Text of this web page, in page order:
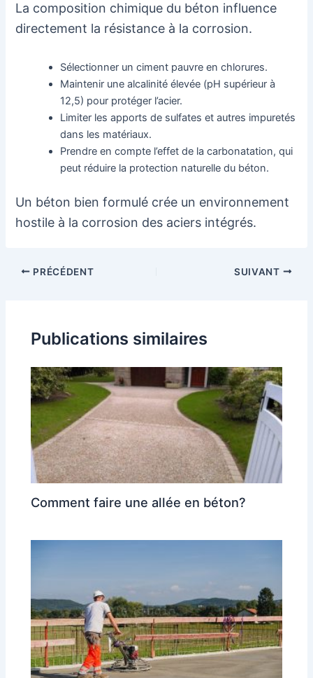
La composition chimique du béton influence
directement la résistance à la corrosion.
Sélectionner un ciment pauvre en chlorures.
Maintenir une alcalinité élevée (pH supérieur à
12,5) pour protéger l’acier.
Limiter les apports de sulfates et autres impuretés
dans les matériaux.
Prendre en compte l’effet de la carbonatation, qui
peut réduire la protection naturelle du béton.
Un béton bien formulé crée un environnement
hostile à la corrosion des aciers intégrés.
NavigationPRÉCÉDENT SUIVANT
Publications similaires
Comment faire une allée en béton?